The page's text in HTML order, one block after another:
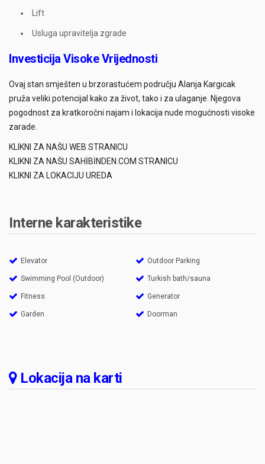
Lift
Usluga upravitelja zgrade
Investicija Visoke Vrijednosti
Ovaj stan smješten u brzorastućem području Alanja Kargıcak
pruža veliki potencijal kako za život, tako i za ulaganje. Njegova
pogodnost za kratkoročni najam i lokacija nude mogućnosti visoke
zarade.
KLIKNI ZA NAŠU WEB STRANICU
KLIKNI ZA NAŠU SAHİBİNDEN.COM STRANICU
KLIKNI ZA LOKACIJU UREDA
Interne karakteristike
Elevator Outdoor Parking
Swimming Pool (Outdoor) Turkish bath/sauna
Fitness Generator
Garden Doorman
Lokacija na karti